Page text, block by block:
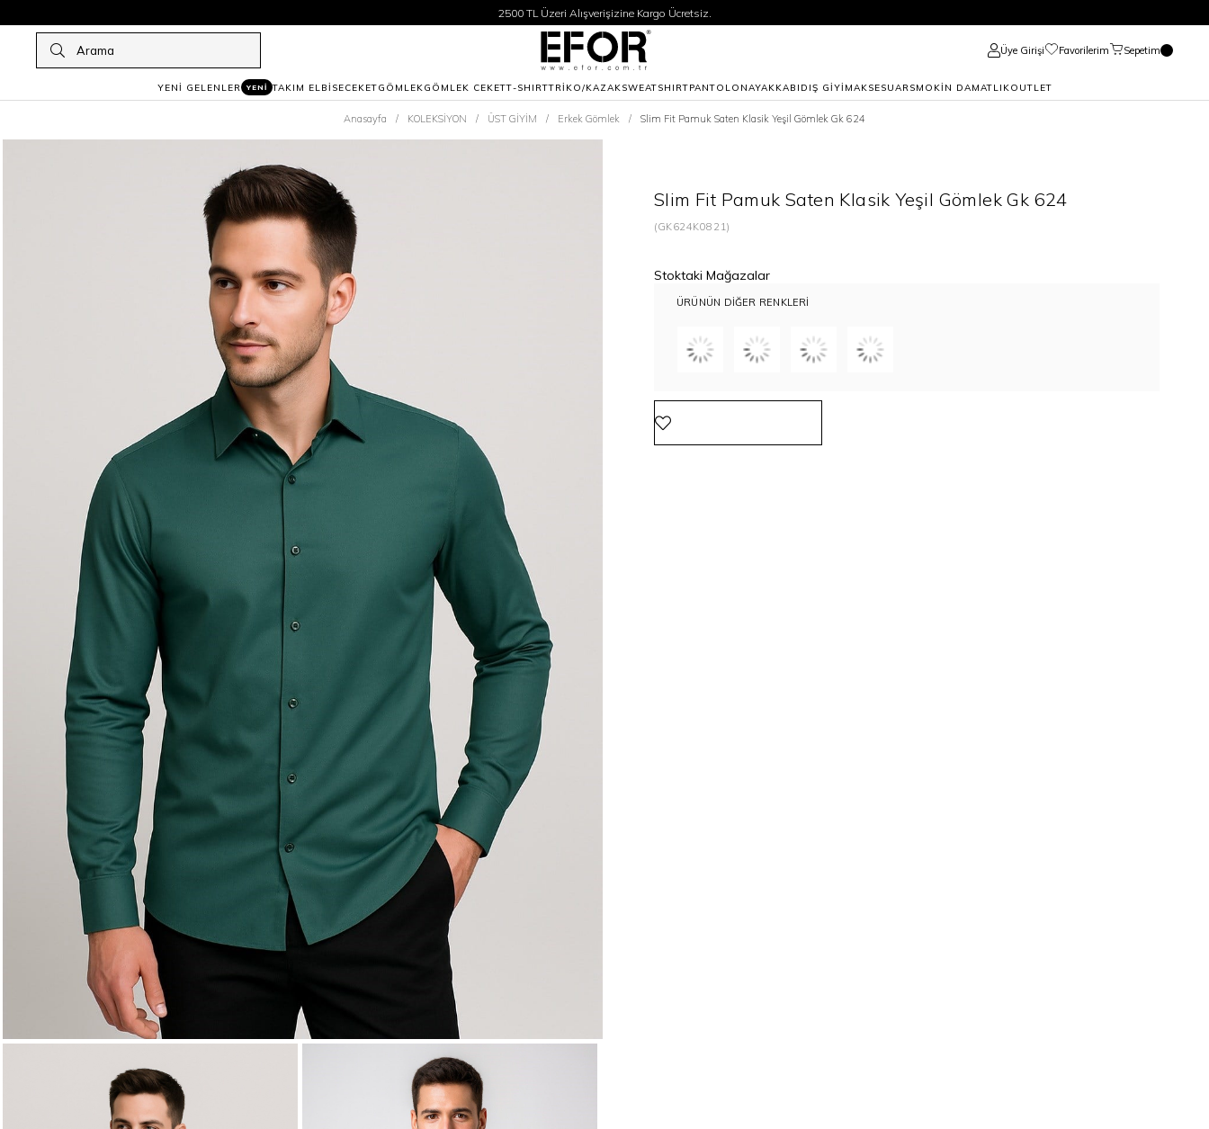
2500 TL Üzeri Alışverişizine Kargo Ücretsiz.
Siparişleriniz 1-3 iş günü içerisinde kargoya verilecektir.
2500 TL Üzeri Alışverişizine Kargo Ücretsiz.
Siparişleriniz 1-3 iş günü içerisinde kargoya verilecektir.
Üye Girişi Favorilerim Sepetim
YENİ
YENİ GELENLER TAKIM ELBİSECEKETGÖMLEKGÖMLEK CEKETT-SHIRTTRİKO/KAZAKSWEATSHIRTPANTOLONAYAKKABI DIŞ GİYİMAKSESUAR SMOKİN DAMATLIKOUTLET
Anasayfa KOLEKSİYON ÜST GİYİM Erkek Gömlek Slim Fit Pamuk Saten Klasik Yeşil Gömlek Gk 624
Slim Fit Pamuk Saten Klasik Yeşil Gömlek Gk 624
(GK624K0821)
Stoktaki Mağazalar
ÜRÜNÜN DIĞER RENKLERI